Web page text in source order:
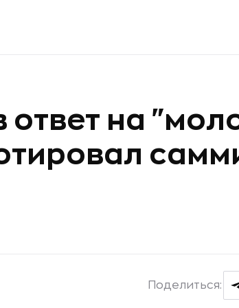
ответ на
Поделиться: